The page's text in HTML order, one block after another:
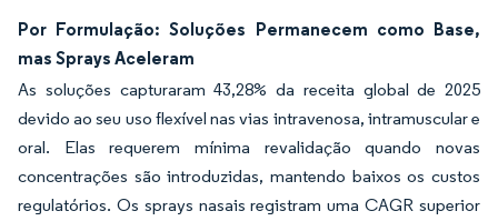
Por Formulação: Soluções Permanecem como Base,
mas Sprays Aceleram
As soluções capturaram 43,28% da receita global de 2025
devido ao seu uso flexível nas vias intravenosa, intramuscular e
oral. Elas requerem mínima revalidação quando novas
concentrações são introduzidas, mantendo baixos os custos
regulatórios. Os sprays nasais registram uma CAGR superior